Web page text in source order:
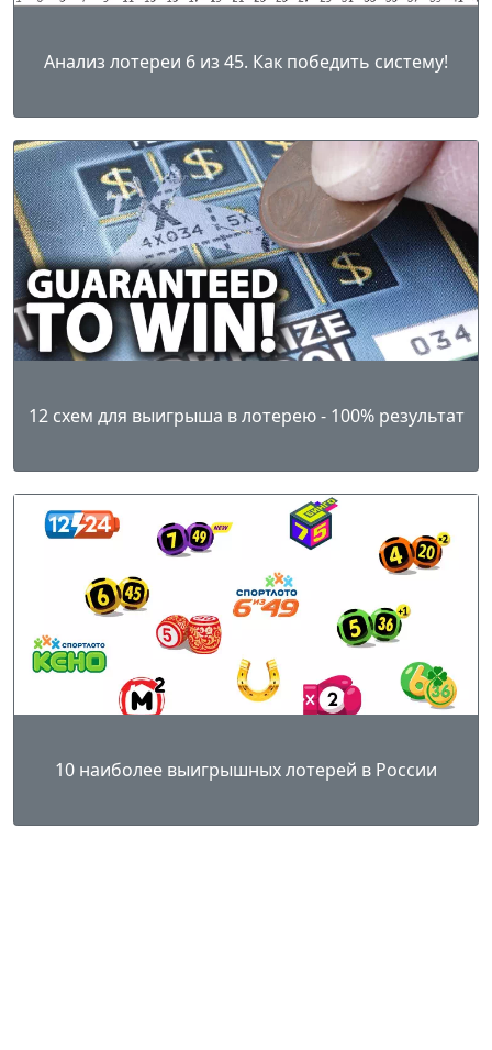
Анализ лотереи 6 из 45. Как победить систему!
12 схем для выигрыша в лотерею - 100% результат
10 наиболее выигрышных лотерей в России